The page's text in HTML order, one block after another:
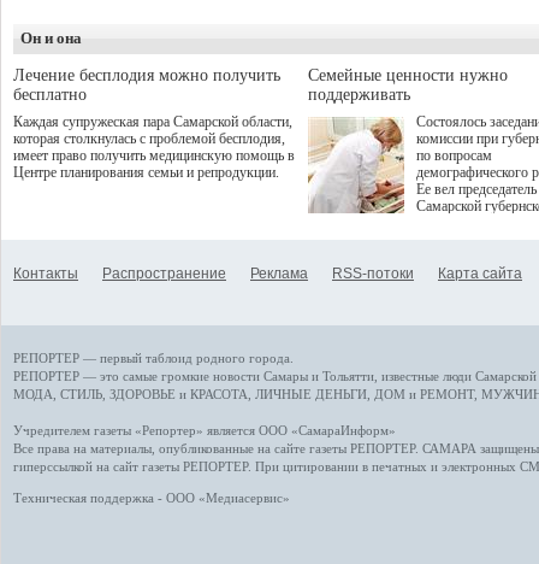
определенными
К ним можно
возникающие при
данными
более динамичного
проникновения
сегмент
отраслевое
рассказала Ольга
ходе сессии
качества жизни" в
ПМЭФ 2025. В
РФ Михаил
представители
Государственной
Он и она
Лечение бесплодия можно получить
бесплатно
Каждая супружеская пара Самарской области,
которая столкнулась с проблемой бесплодия,
имеет право получить медицинскую помощь в
Центре планирования семьи и репродукции.
Семейные ценности нужно
поддерживать
Состоялось
комиссии при
по вопросам
демографического
Ее вел председатель
Самарской
Контакты Распространение Реклама RSS-потоки Карта сайта
РЕПОРТЕР — первый таблоид родного города.
РЕПОРТЕР — это самые громкие новости Самары и Тольятти, известные люди
МОДА, СТИЛЬ ЗДОРОВЬЕ и КРАСОТА ЛИЧНЫЕ ДЕНЬГИ ДОМ и РЕМОНТ,
Учредителем газеты «Репортер» является ООО «СамараИнформ»
Все права на материалы, опубликованные на сайте газеты РЕПОРТЕР. САМАРА защищены.
гиперссылкой на сайт газеты РЕПОРТЕР. При цитировании в печатных и электронных
Техническая поддержка - ООО «Медиасервис»